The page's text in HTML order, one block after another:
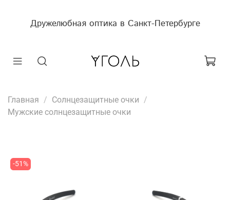
Дружелюбная оптика в Санкт-Петербурге
Главная
Солнцезащитные очки
Мужские солнцезащитные очки
-51%